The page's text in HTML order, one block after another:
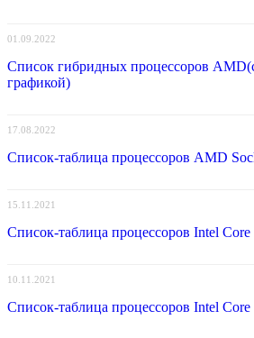
01.09.2022
Список гибридных процессоров
графикой)
17.08.2022
Список-таблица процессоров AMD
15.11.2021
Список-таблица процессоров Intel
10.11.2021
Список-таблица процессоров Intel